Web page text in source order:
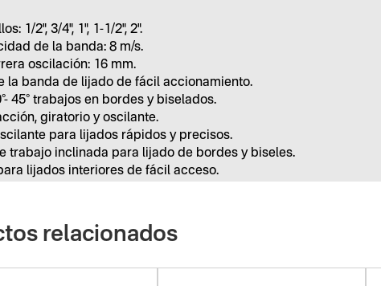
1/2", 3/4", 1", 1-1/2", 2".
de la banda: 8 m/s.
oscilación: 16 mm.
la banda de lijado de fácil accionamiento.
45° trabajos en bordes y biselados.
giratorio y oscilante.
para lijados rápidos y precisos.
trabajo inclinada para lijado de bordes y biseles.
lijados interiores de fácil acceso.
relacionados